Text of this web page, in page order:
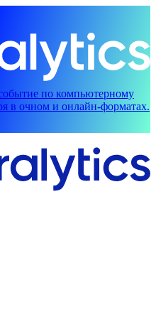
по компьютерному
в очном и онлайн-форматах.